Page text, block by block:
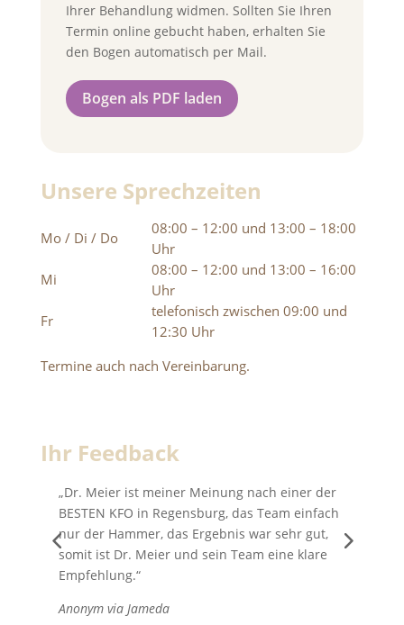
Ihrer Behandlung widmen. Sollten Sie Ihren
Termin online gebucht haben, erhalten Sie
den Bogen automatisch per Mail.
Bogen als PDF laden
Unsere Sprechzeiten
Mo / Di / Do
08:00 – 12:00 und 13:00 – 18:00
Uhr
Mi
08:00 – 12:00 und 13:00 – 16:00
Uhr
Fr
telefonisch zwischen 09:00 und
12:30 Uhr
Termine auch nach Vereinbarung.
Ihr Feedback
„Dr. Meier ist meiner Meinung nach einer der
BESTEN KFO in Regensburg, das Team einfach
nur der Hammer, das Ergebnis war sehr gut,
somit ist Dr. Meier und sein Team eine klare
Empfehlung.“
Anonym via Jameda